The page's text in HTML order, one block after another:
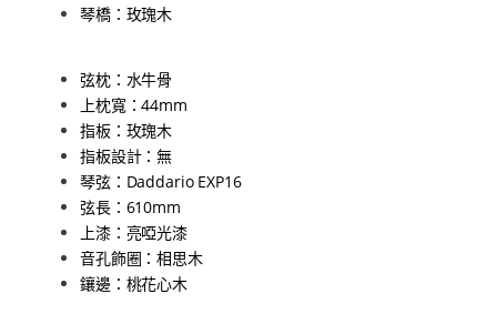
琴橋：玫瑰木
弦枕：水牛骨
上枕寬：44mm
指板：玫瑰木
指板設計：無
琴弦：Daddario EXP16
弦長：610mm
上漆：亮啞光漆
音孔飾圈：相思木
鑲邊：桃花心木